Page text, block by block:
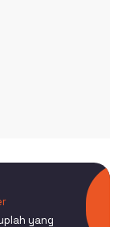
yang